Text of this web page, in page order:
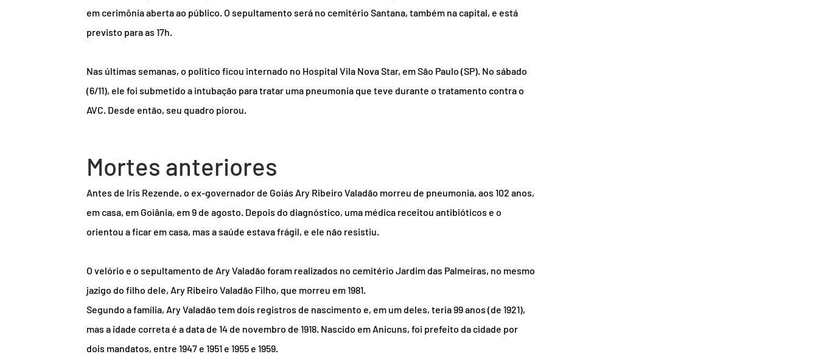
em cerimônia aberta ao público. O sepultamento será no cemitério Santana, também na capital, e está
previsto para as 17h.
Nas últimas semanas, o político ficou internado no Hospital Vila Nova Star, em São Paulo (SP). No sábado
(6/11), ele foi submetido a intubação para tratar uma pneumonia que teve durante o tratamento contra o
AVC. Desde então, seu quadro piorou.
Mortes anteriores
Antes de Iris Rezende, o ex-governador de Goiás Ary Ribeiro Valadão morreu de pneumonia, aos 102 anos,
em casa, em Goiânia, em 9 de agosto. Depois do diagnóstico, uma médica receitou antibióticos e o
orientou a ficar em casa, mas a saúde estava frágil, e ele não resistiu.
O velório e o sepultamento de Ary Valadão foram realizados no cemitério Jardim das Palmeiras, no mesmo
jazigo do filho dele, Ary Ribeiro Valadão Filho, que morreu em 1981.
Segundo a família, Ary Valadão tem dois registros de nascimento e, em um deles, teria 99 anos (de 1921),
mas a idade correta é a data de 14 de novembro de 1918. Nascido em Anicuns, foi prefeito da cidade por
dois mandatos, entre 1947 e 1951 e 1955 e 1959.